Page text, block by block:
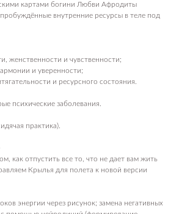
картами богини Любви Афродиты
внутренние ресурсы в теле под
женственности и чувственности;
и уверенности;
и ресурсного состояния.
психические заболевания.
практика).
как отпустить все то, что не дает вам жить
Крылья для полета к новой версии
энергии через рисунок; замена негативных